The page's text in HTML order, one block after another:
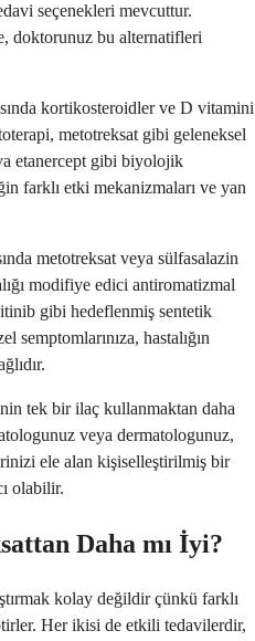
seçenekleri mevcuttur.
doktorunuz bu alternatifleri
kortikosteroidler ve D vitamini
metotreksat gibi geleneksel
etanercept gibi biyolojik
farklı etki mekanizmaları ve yan
metotreksat veya sülfasalazin
modifiye edici antiromatizmal
gibi hedeflenmiş sentetik
hastalığın
tek bir ilaç kullanmaktan daha
veya dermatologunuz,
ele alan kişiselleştirilmiş bir
olabilir.
Daha mı İyi?
kolay değildir çünkü farklı
Her ikisi de etkili tedavilerdir,